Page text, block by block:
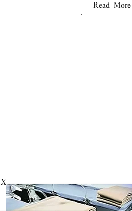
Read More
X